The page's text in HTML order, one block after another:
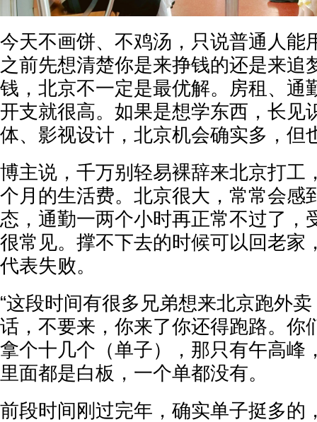
今天不画饼、不鸡汤，只说普通人能
之前先想清楚你是来挣钱的还是来追
钱，北京不一定是最优解。房租、通
开支就很高。如果是想学东西，长见
体、影视设计，北京机会确实多，但
博主说，千万别轻易裸辞来北京打工
个月的生活费。北京很大，常常会感
态，通勤一两个小时再正常不过了，
很常见。撑不下去的时候可以回老家
代表失败。
“这段时间有很多兄弟想来北京跑外
话，不要来，你来了你还得跑路。你
拿个十几个（单子），那只有午高峰
里面都是白板，一个单都没有。
前段时间刚过完年，确实单子挺多的